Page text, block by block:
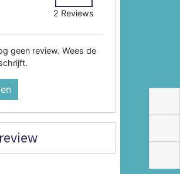
2 Reviews
geen review. Wees de